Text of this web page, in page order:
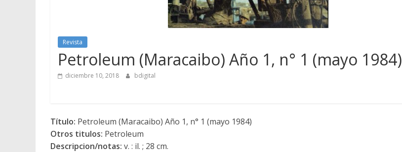
Revista
Petroleum (Maracaibo) Año 1, n° 1 (mayo 1984)
diciembre 10, 2018 bdigital
Título: Petroleum (Maracaibo) Año 1, n° 1 (mayo 1984)
Otros titulos: Petroleum
Descripcion/notas: v. : il. ; 28 cm.